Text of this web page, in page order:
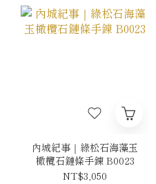
內城紀事｜綠松石海藻玉
橄欖石鏈條手鍊 B0023
NT$3,050